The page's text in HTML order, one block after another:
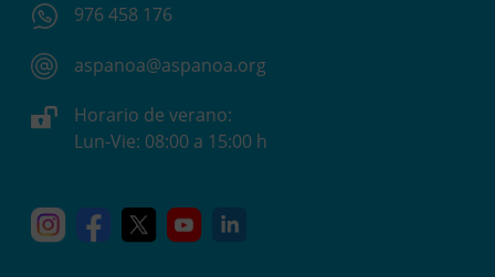
976 458 176
aspanoa@aspanoa.org
Horario de verano:
Lun-Vie: 08:00 a 15:00 h
InstagramFacebook
X YouTube